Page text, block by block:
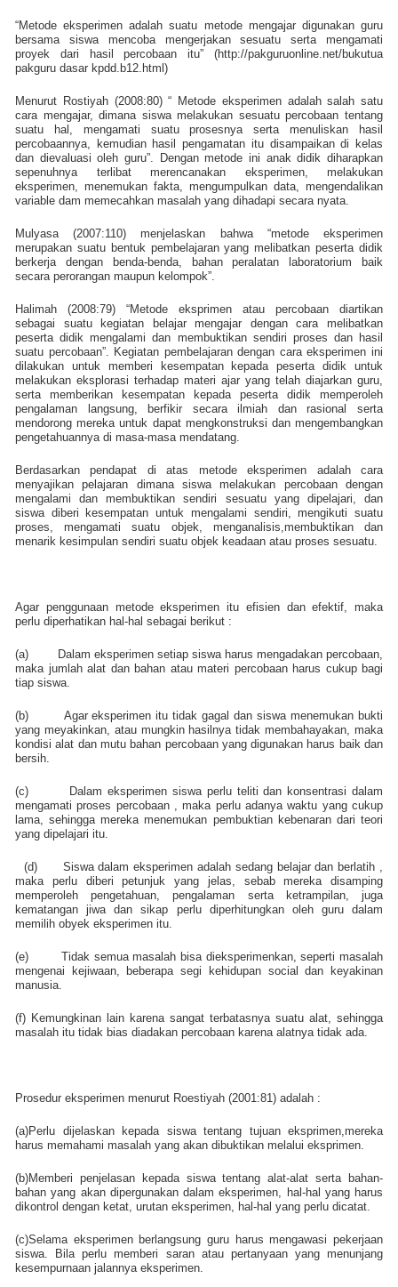
“Metode eksperimen adalah suatu metode mengajar digunakan guru
bersama siswa mencoba mengerjakan sesuatu serta mengamati
proyek dari hasil percobaan itu” (http://pakguruonline.net/bukutua
pakguru dasar kpdd.b12.html)
Menurut Rostiyah (2008:80) “ Metode eksperimen adalah salah satu
cara mengajar, dimana siswa melakukan sesuatu percobaan tentang
suatu hal, mengamati suatu prosesnya serta menuliskan hasil
percobaannya, kemudian hasil pengamatan itu disampaikan di kelas
dan dievaluasi oleh guru”. Dengan metode ini anak didik diharapkan
sepenuhnya terlibat merencanakan eksperimen, melakukan
eksperimen, menemukan fakta, mengumpulkan data, mengendalikan
variable dam memecahkan masalah yang dihadapi secara nyata.
Mulyasa (2007:110) menjelaskan bahwa “metode eksperimen
merupakan suatu bentuk pembelajaran yang melibatkan peserta didik
berkerja dengan benda-benda, bahan peralatan laboratorium baik
secara perorangan maupun kelompok”.
Halimah (2008:79) “Metode eksprimen atau percobaan diartikan
sebagai suatu kegiatan belajar mengajar dengan cara melibatkan
peserta didik mengalami dan membuktikan sendiri proses dan hasil
suatu percobaan”. Kegiatan pembelajaran dengan cara eksperimen ini
dilakukan untuk memberi kesempatan kepada peserta didik untuk
melakukan eksplorasi terhadap materi ajar yang telah diajarkan guru,
serta memberikan kesempatan kepada peserta didik memperoleh
pengalaman langsung, berfikir secara ilmiah dan rasional serta
mendorong mereka untuk dapat mengkonstruksi dan mengembangkan
pengetahuannya di masa-masa mendatang.
Berdasarkan pendapat di atas metode eksperimen adalah cara
menyajikan pelajaran dimana siswa melakukan percobaan dengan
mengalami dan membuktikan sendiri sesuatu yang dipelajari, dan
siswa diberi kesempatan untuk mengalami sendiri, mengikuti suatu
proses, mengamati suatu objek, menganalisis,membuktikan dan
menarik kesimpulan sendiri suatu objek keadaan atau proses sesuatu.
Agar penggunaan metode eksperimen itu efisien dan efektif, maka
perlu diperhatikan hal-hal sebagai berikut :
(a)
Dalam eksperimen setiap siswa harus mengadakan percobaan,
maka jumlah alat dan bahan atau materi percobaan harus cukup bagi
tiap siswa.
(b)
Agar eksperimen itu tidak gagal dan siswa menemukan bukti
yang meyakinkan, atau mungkin hasilnya tidak membahayakan, maka
kondisi alat dan mutu bahan percobaan yang digunakan harus baik dan
bersih.
(c)
Dalam eksperimen siswa perlu teliti dan konsentrasi dalam
mengamati proses percobaan , maka perlu adanya waktu yang cukup
lama, sehingga mereka menemukan pembuktian kebenaran dari teori
yang dipelajari itu.
(d)
Siswa dalam eksperimen adalah sedang belajar dan berlatih ,
maka perlu diberi petunjuk yang jelas, sebab mereka disamping
memperoleh pengetahuan, pengalaman serta ketrampilan, juga
kematangan jiwa dan sikap perlu diperhitungkan oleh guru dalam
memilih obyek eksperimen itu.
(e)
Tidak semua masalah bisa dieksperimenkan, seperti masalah
mengenai kejiwaan, beberapa segi kehidupan social dan keyakinan
manusia.
(f) Kemungkinan lain karena sangat terbatasnya suatu alat, sehingga
masalah itu tidak bias diadakan percobaan karena alatnya tidak ada.
Prosedur eksperimen menurut Roestiyah (2001:81) adalah :
(a)Perlu dijelaskan kepada siswa tentang tujuan eksprimen,mereka
harus memahami masalah yang akan dibuktikan melalui eksprimen.
(b)Memberi penjelasan kepada siswa tentang alat-alat serta bahan-
bahan yang akan dipergunakan dalam eksperimen, hal-hal yang harus
dikontrol dengan ketat, urutan eksperimen, hal-hal yang perlu dicatat.
(c)Selama eksperimen berlangsung guru harus mengawasi pekerjaan
siswa. Bila perlu memberi saran atau pertanyaan yang menunjang
kesempurnaan jalannya eksperimen.